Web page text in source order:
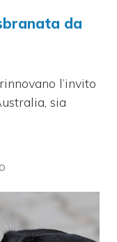
da
l’invito
sia